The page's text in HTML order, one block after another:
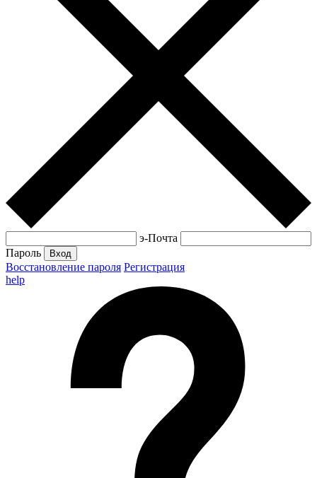
э-Почта
Пароль
Вход
Восстановление пароля Регистрация
help